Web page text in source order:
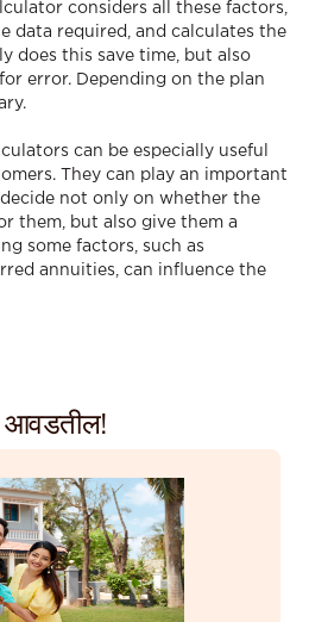
considers all these factors,
data required, and calculates the
does this save time, but also
error. Depending on the plan
can be especially useful
They can play an important
not only on whether the
them, but also give them a
some factors, such as
annuities, can influence the
आवडतील!